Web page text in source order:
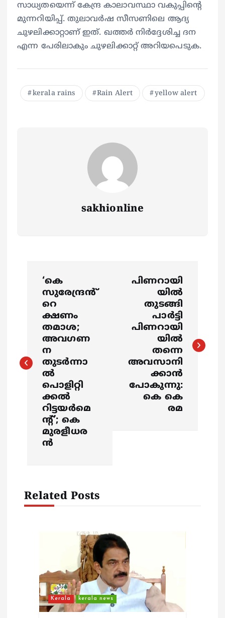
സാധ്യതയെന്ന് കേന്ദ്ര കാലാവസ്ഥാ വകുപ്പിന്റെ
മുന്നറിയിപ്പ്. തുലാവർഷ സീസണിലെ ആദ്യ
ചുഴലിക്കാറ്റാണ് ഇത്. ഖത്തർ നിർദ്ദേശിച്ച ദന
എന്ന പേരിലാകും ചുഴലിക്കാറ്റ് അറിയപെടുക.
kerala rains Rain Alert yellow alert
sakhionline
n
a
‘കെ
സുരേന്ദ്രൻ്
റെ
ക്ഷണം
തമാശ;
അവഗണ
ന
തുടർന്നാ
ൽ
പൊളിറ്റി
ക്കൽ
റിട്ടയർമെ
ൻ്റ്’; കെ
മുരളീധര
ൻ
പിണറായി
യില്‍
തുടങ്ങി
പാര്‍ട്ടി
പിണറായി
യില്‍
തന്നെ
അവസാനി
ക്കാന്‍
പോകുന്നു:
കെ കെ
രമ
Related Posts
Kerala kerala news